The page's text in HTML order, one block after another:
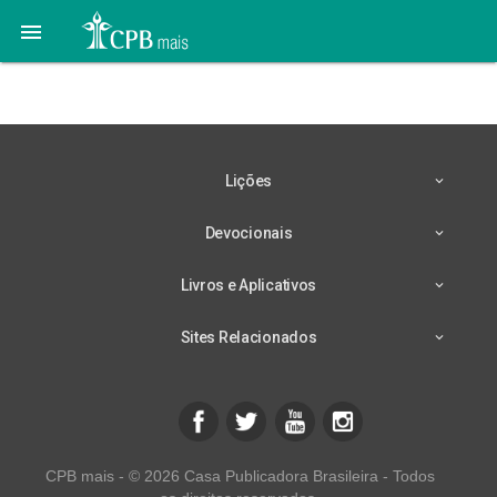

Lições
Devocionais
Livros e Aplicativos
Sites Relacionados
CPB mais - © 2026 Casa Publicadora Brasileira - Todos